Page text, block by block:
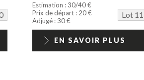
Estimation : 30/40 €
Prix de départ : 20 €
Lot 11
Adjugé : 30 €
EN SAVOIR PLUS